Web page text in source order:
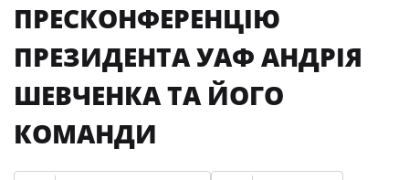
ПРЕСКОНФЕРЕНЦІЮ
ПРЕЗИДЕНТА УАФ АНДРІЯ
ШЕВЧЕНКА ТА ЙОГО
КОМАНДИ